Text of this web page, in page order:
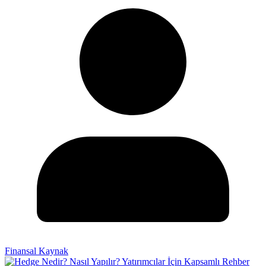
Finansal Kaynak